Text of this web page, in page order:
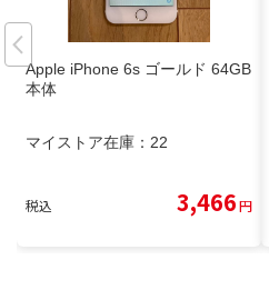
Apple iPhone 6s ゴールド 64GB
本体
マイストア在庫： 22
税込 3,466円